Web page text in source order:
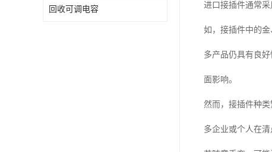
回收可调电容 进口接插件通常
如，接插件中的
多产品仍具有良
面影响。
然而，接插件种
多企业或个人在